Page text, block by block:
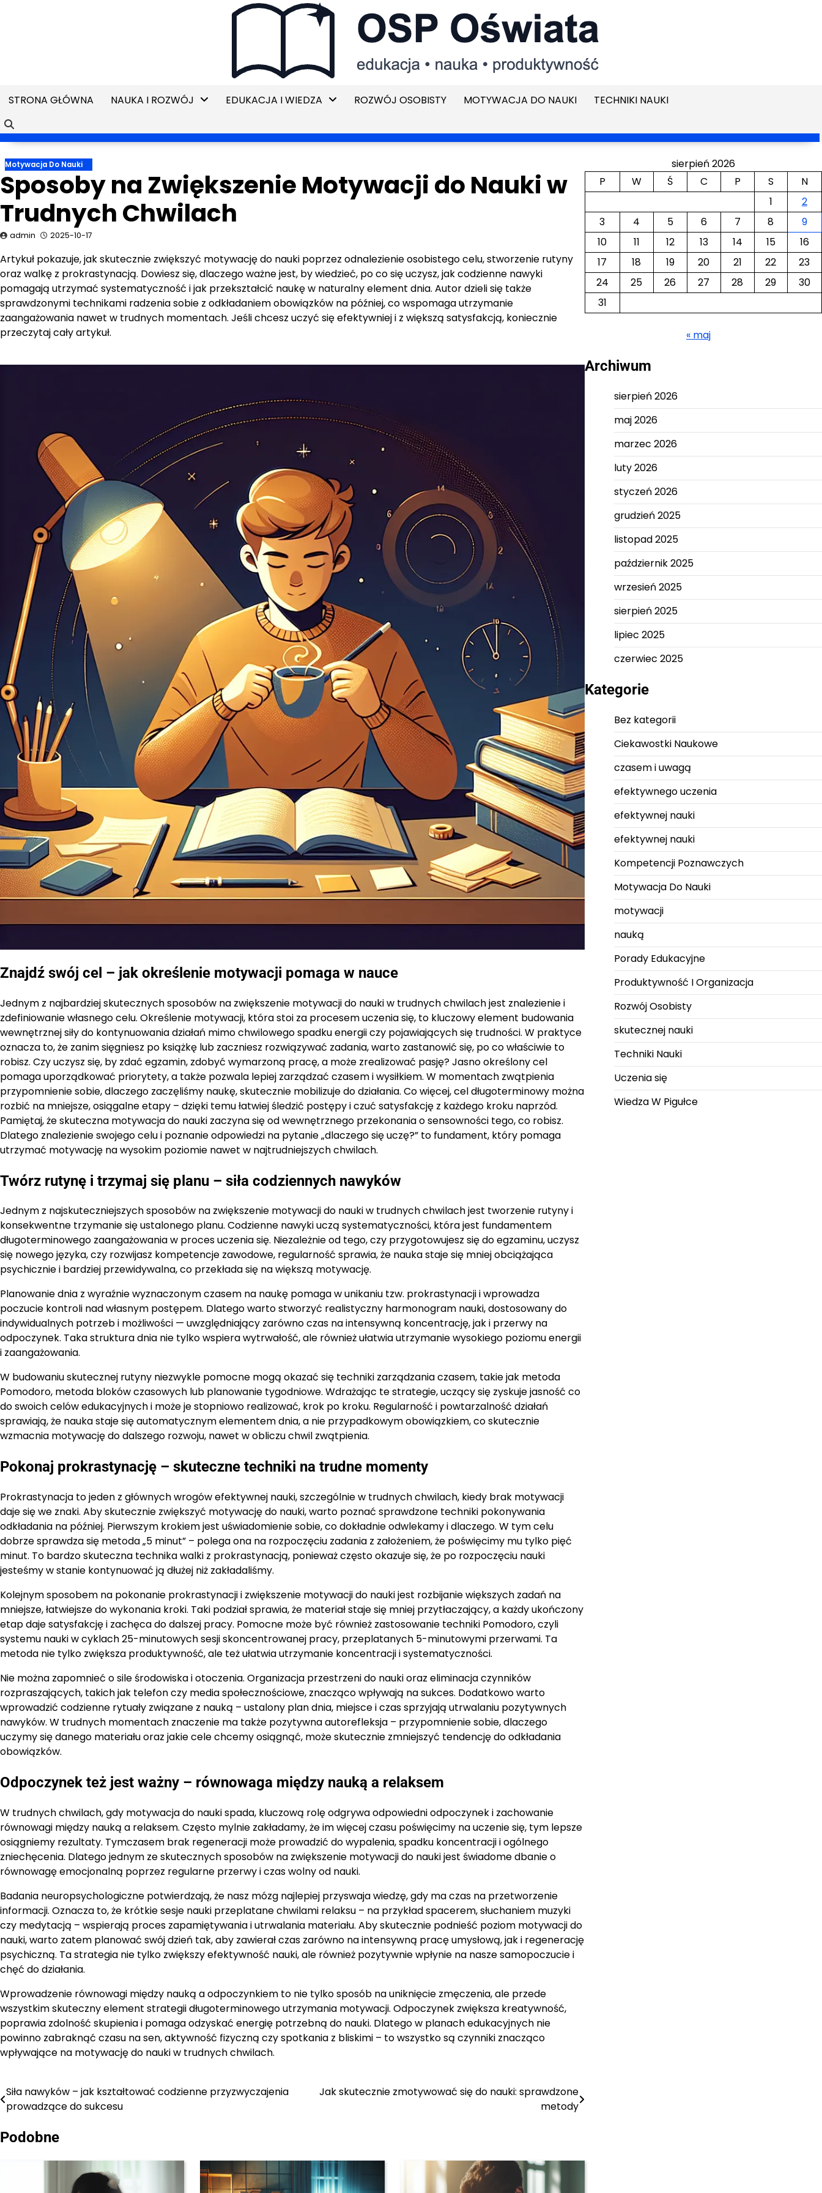
STRONA GŁÓWNA NAUKA I ROZWÓJ EDUKACJA I WIEDZA ROZWÓJ OSOBISTY MOTYWACJA DO NAUKI TECHNIKI NAUKI
Motywacja Do Nauki
Sposoby na Zwiększenie Motywacji do Nauki w
Trudnych Chwilach
admin 2025-10-17
Artykuł pokazuje, jak skutecznie zwiększyć motywację do nauki poprzez odnalezienie osobistego celu, stworzenie rutyny
oraz walkę z prokrastynacją. Dowiesz się, dlaczego ważne jest, by wiedzieć, po co się uczysz, jak codzienne nawyki
pomagają utrzymać systematyczność i jak przekształcić naukę w naturalny element dnia. Autor dzieli się także
sprawdzonymi technikami radzenia sobie z odkładaniem obowiązków na później, co wspomaga utrzymanie
zaangażowania nawet w trudnych momentach. Jeśli chcesz uczyć się efektywniej i z większą satysfakcją, koniecznie
przeczytaj cały artykuł.
Znajdź swój cel – jak określenie motywacji pomaga w nauce
Jednym z najbardziej skutecznych sposobów na zwiększenie motywacji do nauki w trudnych chwilach jest znalezienie i
zdefiniowanie własnego celu. Określenie motywacji, która stoi za procesem uczenia się, to kluczowy element budowania
wewnętrznej siły do kontynuowania działań mimo chwilowego spadku energii czy pojawiających się trudności. W praktyce
oznacza to, że zanim sięgniesz po książkę lub zaczniesz rozwiązywać zadania, warto zastanowić się, po co właściwie to
robisz. Czy uczysz się, by zdać egzamin, zdobyć wymarzoną pracę, a może zrealizować pasję? Jasno określony cel
pomaga uporządkować priorytety, a także pozwala lepiej zarządzać czasem i wysiłkiem. W momentach zwątpienia
przypomnienie sobie, dlaczego zaczęliśmy naukę, skutecznie mobilizuje do działania. Co więcej, cel długoterminowy można
rozbić na mniejsze, osiągalne etapy – dzięki temu łatwiej śledzić postępy i czuć satysfakcję z każdego kroku naprzód.
Pamiętaj, że skuteczna motywacja do nauki zaczyna się od wewnętrznego przekonania o sensowności tego, co robisz.
Dlatego znalezienie swojego celu i poznanie odpowiedzi na pytanie „dlaczego się uczę?” to fundament, który pomaga
utrzymać motywację na wysokim poziomie nawet w najtrudniejszych chwilach.
Twórz rutynę i trzymaj się planu – siła codziennych nawyków
Jednym z najskuteczniejszych sposobów na zwiększenie motywacji do nauki w trudnych chwilach jest tworzenie rutyny i
konsekwentne trzymanie się ustalonego planu. Codzienne nawyki uczą systematyczności, która jest fundamentem
długoterminowego zaangażowania w proces uczenia się. Niezależnie od tego, czy przygotowujesz się do egzaminu, uczysz
się nowego języka, czy rozwijasz kompetencje zawodowe, regularność sprawia, że nauka staje się mniej obciążająca
psychicznie i bardziej przewidywalna, co przekłada się na większą motywację.
Planowanie dnia z wyraźnie wyznaczonym czasem na naukę pomaga w unikaniu tzw. prokrastynacji i wprowadza
poczucie kontroli nad własnym postępem. Dlatego warto stworzyć realistyczny harmonogram nauki, dostosowany do
indywidualnych potrzeb i możliwości — uwzględniający zarówno czas na intensywną koncentrację, jak i przerwy na
odpoczynek. Taka struktura dnia nie tylko wspiera wytrwałość, ale również ułatwia utrzymanie wysokiego poziomu energii
i zaangażowania.
W budowaniu skutecznej rutyny niezwykle pomocne mogą okazać się techniki zarządzania czasem, takie jak metoda
Pomodoro, metoda bloków czasowych lub planowanie tygodniowe. Wdrażając te strategie, uczący się zyskuje jasność co
do swoich celów edukacyjnych i może je stopniowo realizować, krok po kroku. Regularność i powtarzalność działań
sprawiają, że nauka staje się automatycznym elementem dnia, a nie przypadkowym obowiązkiem, co skutecznie
wzmacnia motywację do dalszego rozwoju, nawet w obliczu chwil zwątpienia.
Pokonaj prokrastynację – skuteczne techniki na trudne momenty
Prokrastynacja to jeden z głównych wrogów efektywnej nauki, szczególnie w trudnych chwilach, kiedy brak motywacji
daje się we znaki. Aby skutecznie zwiększyć motywację do nauki, warto poznać sprawdzone techniki pokonywania
odkładania na później. Pierwszym krokiem jest uświadomienie sobie, co dokładnie odwlekamy i dlaczego. W tym celu
dobrze sprawdza się metoda „5 minut” – polega ona na rozpoczęciu zadania z założeniem, że poświęcimy mu tylko pięć
minut. To bardzo skuteczna technika walki z prokrastynacją, ponieważ często okazuje się, że po rozpoczęciu nauki
jesteśmy w stanie kontynuować ją dłużej niż zakładaliśmy.
Kolejnym sposobem na pokonanie prokrastynacji i zwiększenie motywacji do nauki jest rozbijanie większych zadań na
mniejsze, łatwiejsze do wykonania kroki. Taki podział sprawia, że materiał staje się mniej przytłaczający, a każdy ukończony
etap daje satysfakcję i zachęca do dalszej pracy. Pomocne może być również zastosowanie techniki Pomodoro, czyli
systemu nauki w cyklach 25-minutowych sesji skoncentrowanej pracy, przeplatanych 5-minutowymi przerwami. Ta
metoda nie tylko zwiększa produktywność, ale też ułatwia utrzymanie koncentracji i systematyczności.
Nie można zapomnieć o sile środowiska i otoczenia. Organizacja przestrzeni do nauki oraz eliminacja czynników
rozpraszających, takich jak telefon czy media społecznościowe, znacząco wpływają na sukces. Dodatkowo warto
wprowadzić codzienne rytuały związane z nauką – ustalony plan dnia, miejsce i czas sprzyjają utrwalaniu pozytywnych
nawyków. W trudnych momentach znaczenie ma także pozytywna autorefleksja – przypomnienie sobie, dlaczego
uczymy się danego materiału oraz jakie cele chcemy osiągnąć, może skutecznie zmniejszyć tendencję do odkładania
obowiązków.
Odpoczynek też jest ważny – równowaga między nauką a relaksem
W trudnych chwilach, gdy motywacja do nauki spada, kluczową rolę odgrywa odpowiedni odpoczynek i zachowanie
równowagi między nauką a relaksem. Często mylnie zakładamy, że im więcej czasu poświęcimy na uczenie się, tym lepsze
osiągniemy rezultaty. Tymczasem brak regeneracji może prowadzić do wypalenia, spadku koncentracji i ogólnego
zniechęcenia. Dlatego jednym ze skutecznych sposobów na zwiększenie motywacji do nauki jest świadome dbanie o
równowagę emocjonalną poprzez regularne przerwy i czas wolny od nauki.
Badania neuropsychologiczne potwierdzają, że nasz mózg najlepiej przyswaja wiedzę, gdy ma czas na przetworzenie
informacji. Oznacza to, że krótkie sesje nauki przeplatane chwilami relaksu – na przykład spacerem, słuchaniem muzyki
czy medytacją – wspierają proces zapamiętywania i utrwalania materiału. Aby skutecznie podnieść poziom motywacji do
nauki, warto zatem planować swój dzień tak, aby zawierał czas zarówno na intensywną pracę umysłową, jak i regenerację
psychiczną. Ta strategia nie tylko zwiększy efektywność nauki, ale również pozytywnie wpłynie na nasze samopoczucie i
chęć do działania.
Wprowadzenie równowagi między nauką a odpoczynkiem to nie tylko sposób na uniknięcie zmęczenia, ale przede
wszystkim skuteczny element strategii długoterminowego utrzymania motywacji. Odpoczynek zwiększa kreatywność,
poprawia zdolność skupienia i pomaga odzyskać energię potrzebną do nauki. Dlatego w planach edukacyjnych nie
powinno zabraknąć czasu na sen, aktywność fizyczną czy spotkania z bliskimi – to wszystko są czynniki znacząco
wpływające na motywację do nauki w trudnych chwilach.
Nawigacja
wpisu
Siła nawyków – jak kształtować codzienne przyzwyczajenia
prowadzące do sukcesu
Jak skutecznie zmotywować się do nauki: sprawdzone
metody
Podobne
sierpień 2026
P
W Ś C P S
N
1
2
3
4 5 6 7 8
9
10
11 12 13 14 15
16
17
18 19 20 21 22
23
24
25 26 27 28 29
30
31
« maj
Archiwum
sierpień 2026
maj 2026
marzec 2026
luty 2026
styczeń 2026
grudzień 2025
listopad 2025
październik 2025
wrzesień 2025
sierpień 2025
lipiec 2025
czerwiec 2025
Kategorie
Bez kategorii
Ciekawostki Naukowe
czasem i uwagą
efektywnego uczenia
efektywnej nauki
efektywnej nauki
Kompetencji Poznawczych
Motywacja Do Nauki
motywacji
nauką
Porady Edukacyjne
Produktywność I Organizacja
Rozwój Osobisty
skutecznej nauki
Techniki Nauki
Uczenia się
Wiedza W Pigułce